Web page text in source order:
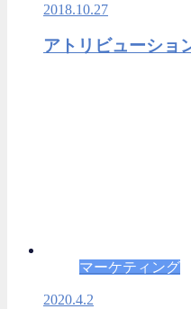
2018.10.27
アトリビューショ
マーケティング
2020.4.2